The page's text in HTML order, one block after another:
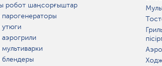
робот шаңсорғыштар